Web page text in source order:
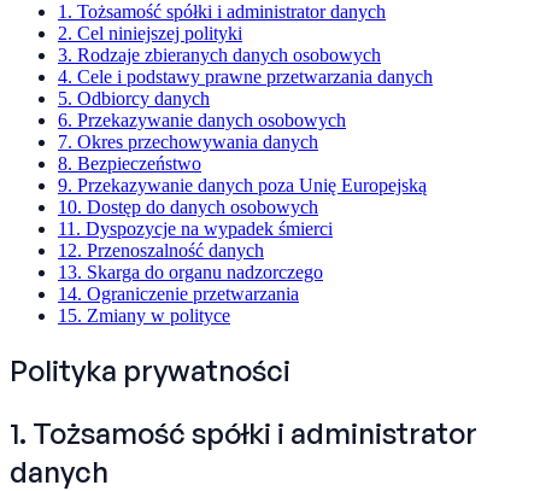
1. Tożsamość spółki i administrator danych
2. Cel niniejszej polityki
3. Rodzaje zbieranych danych osobowych
4. Cele i podstawy prawne przetwarzania danych
5. Odbiorcy danych
6. Przekazywanie danych osobowych
7. Okres przechowywania danych
8. Bezpieczeństwo
9. Przekazywanie danych poza Unię Europejską
10. Dostęp do danych osobowych
11. Dyspozycje na wypadek śmierci
12. Przenoszalność danych
13. Skarga do organu nadzorczego
14. Ograniczenie przetwarzania
15. Zmiany w polityce
Polityka prywatności
1. Tożsamość spółki i administrator
danych